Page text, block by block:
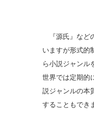
『源氏』など
いますが形式的
ら小説ジャンル
世界では定期的
説ジャンルの本
することもでき